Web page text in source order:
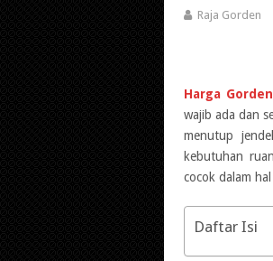
Raja Gorden
Harga
wajib ada dan
menutup
kebutuhan
cocok dalam
Daftar Isi